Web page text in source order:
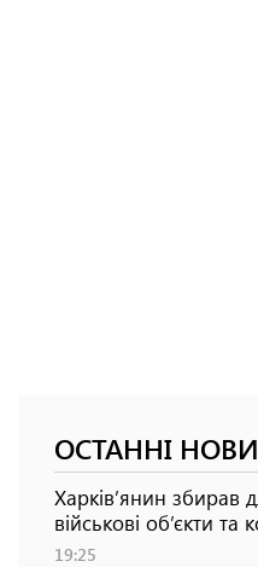
ОСТАННІ
Харків’янин збирав
військові об’єкти та
19:25